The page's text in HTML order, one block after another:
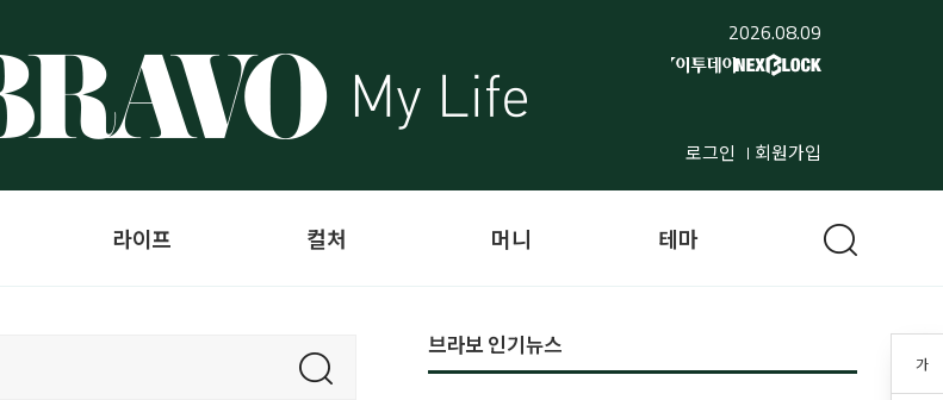
2026.08.09
로그인 회원가입
가
라이프 컬처 머니 테마
브라보 인기뉴스